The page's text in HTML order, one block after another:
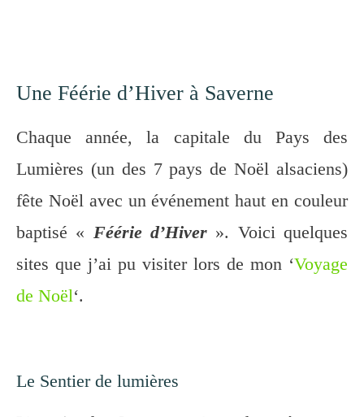
Une Féérie d’Hiver à Saverne
Chaque année, la capitale du Pays des
Lumières (un des 7 pays de Noël alsaciens)
fête Noël avec un événement haut en couleur
baptisé « Féérie d’Hiver ». Voici quelques
sites que j’ai pu visiter lors de mon ‘Voyage
de Noël‘.
Le Sentier de lumières